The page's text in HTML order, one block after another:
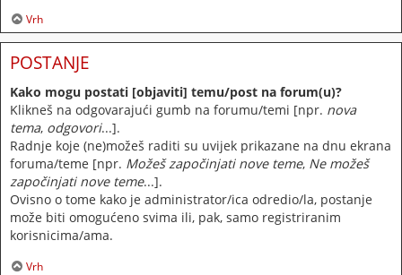
Vrh
POSTANJE
Kako mogu postati [objaviti] temu/post na forum(u)?
Klikneš na odgovarajući gumb na forumu/temi [npr. nova
tema, odgovori...].
Radnje koje (ne)možeš raditi su uvijek prikazane na dnu ekrana
foruma/teme [npr. Možeš započinjati nove teme, Ne možeš
započinjati nove teme...].
Ovisno o tome kako je administrator/ica odredio/la, postanje
može biti omogućeno svima ili, pak, samo registriranim
korisnicima/ama.
Vrh